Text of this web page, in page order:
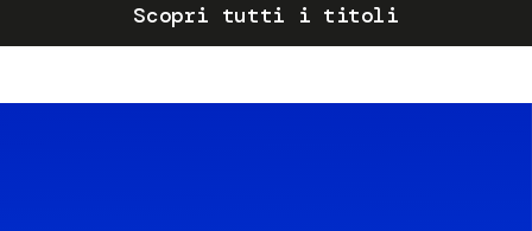
Scopri tutti i titoli